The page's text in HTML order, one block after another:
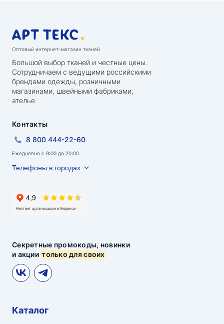
Оптовый интернет-магазин тканей
Большой выбор тканей и честные цены.
Сотрудничаем с ведущими российскими
брендами одежды, розничными
магазинами, швейными фабриками,
ателье
Секретные промокоды, новинки
и акциитолько для своих
Контакты
8 800 444-22-60
Ежедневно с 9:00 до 20:00
Телефоны в городах
Каталог